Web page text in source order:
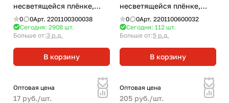
несветящейся плёнке,
190х130 НПО ПУЛЬС
0 0Арт. 2201100300038
Сегодня: 2908 шт.
Больше от:3 р.д.
В корзину
несветящейся плёнке,
150х300 НПО ПУЛЬС
0 0Арт. 2201100600032
Сегодня: 112 шт.
Больше от:5 р.д.
В корзину
Оптовая цена
17 руб./шт.
Оптовая цена
205 руб./шт.